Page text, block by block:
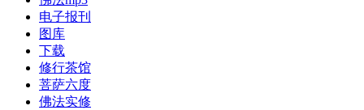
电子报刊
图库
下载
修行茶馆
菩萨六度
佛法实修